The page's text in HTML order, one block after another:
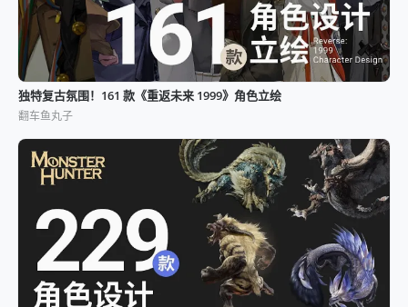
独特复古氛围！161 款《重返未来 1999》角色立绘
翻车鱼丸子